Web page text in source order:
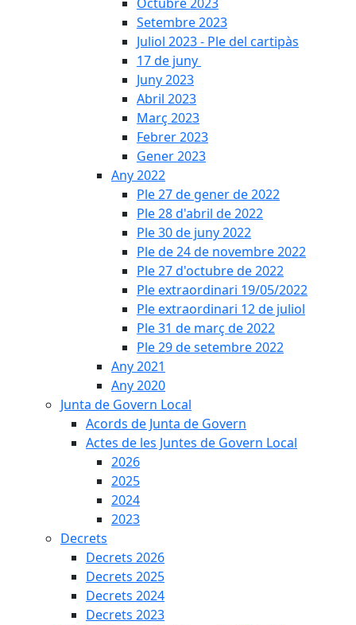
Setembre 2023
Juliol 2023 - Ple del cartipàs
17 de juny
Juny 2023
Abril 2023
Març 2023
Febrer 2023
Gener 2023
Any 2022
Ple 27 de gener de 2022
Ple 28 d'abril de 2022
Ple 30 de juny 2022
Ple de 24 de novembre 2022
Ple 27 d'octubre de 2022
Ple extraordinari 19/05/2022
Ple extraordinari 12 de juliol
Ple 31 de març de 2022
Ple 29 de setembre 2022
Any 2021
Any 2020
Junta de Govern Local
Acords de Junta de Govern
Actes de les Juntes de Govern Local
2026
2025
2024
2023
Decrets
Decrets 2026
Decrets 2025
Decrets 2024
Decrets 2023